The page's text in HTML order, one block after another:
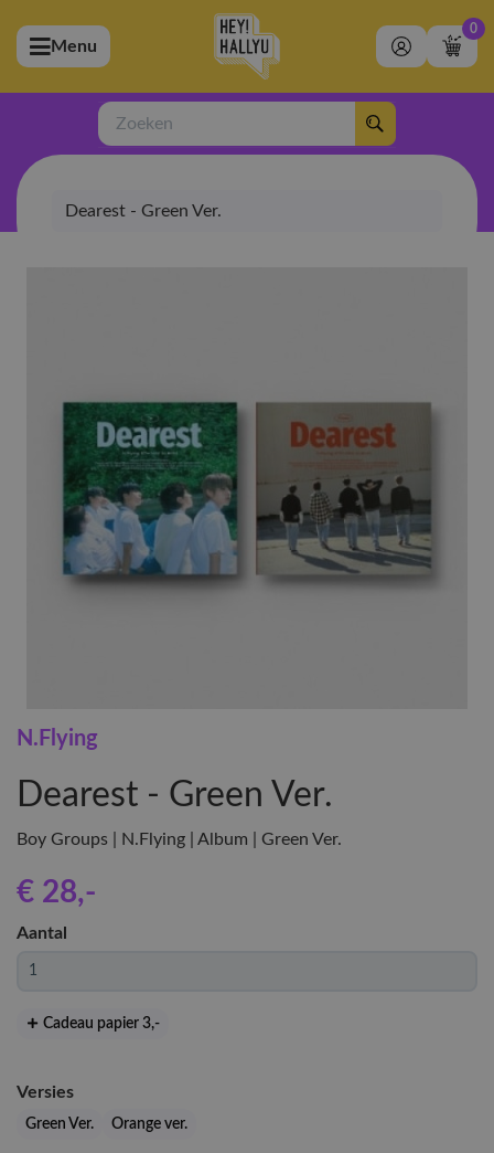
(Artiesten)
(Merchandise)
(Exclusive)
(Winkel)
Menu
0
Zoeken
Dearest - Green Ver.
N.Flying
Dearest - Green Ver.
Boy Groups | N.Flying | Album | Green Ver.
€ 28,-
Aantal
Cadeau papier 3,-
Versies
Green Ver. Orange ver.